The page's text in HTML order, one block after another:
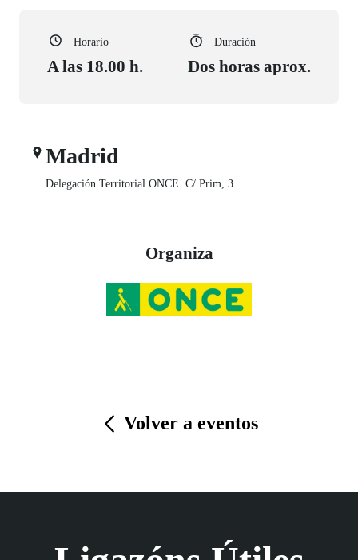
Horario
A las 18.00 h.
Duración
Dos horas aprox.
Madrid
Delegación Territorial ONCE. C/ Prim, 3
Organiza
Volver a eventos